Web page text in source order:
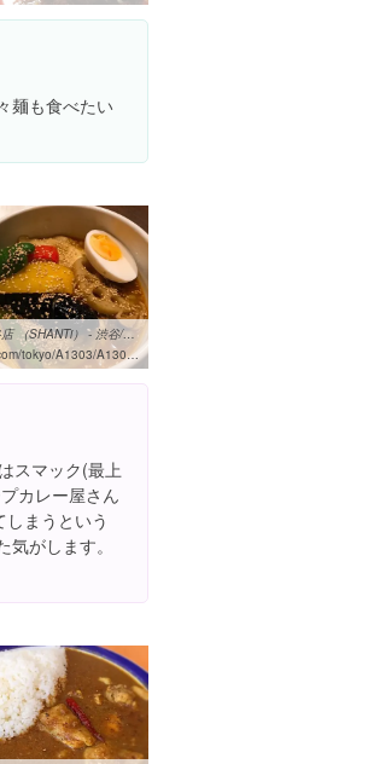
麺も食べたい
シャンティ 渋谷店 （SHANTi） - 渋谷/スープカレー [食べログ]
A1303/A130301/13101323
スマック(最上
カレー屋さん
まうという
がします。